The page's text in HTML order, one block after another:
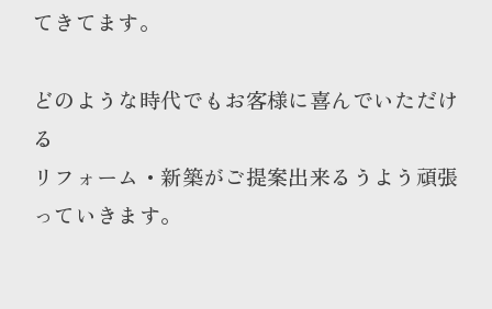
てきてます。
どのような時代でもお客様に喜んでいただけ
る
リフォーム・新築がご提案出来るうよう頑張
っていきます。